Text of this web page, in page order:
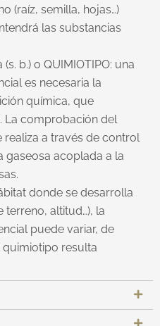
(raíz, semilla, hojas…)
las substancias
b.) o QUIMIOTIPO: una
es necesaria la
química, que
La comprobación del
a través de control
acoplada a la
donde se desarrolla
terreno, altitud…), la
puede variar, de
resulta